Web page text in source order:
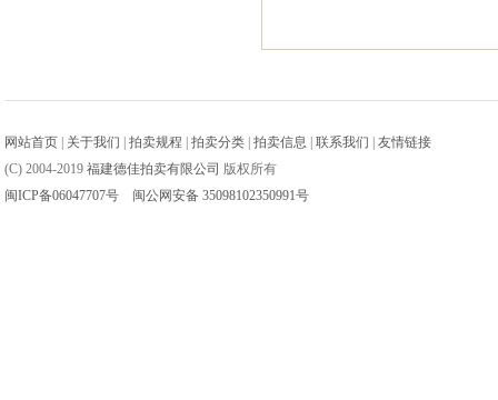
网站首页 关于我们 |拍卖规程 |拍卖分类 |拍卖信息 |联系我们 |友情链接
(C) 2004-2019福建德佳拍卖有限公司 版权所有
闽ICP备06047707号
闽公网安备 35098102350991号